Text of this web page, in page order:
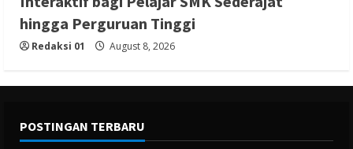
hingga Perguruan Tinggi
Redaksi 01 August 8, 2026
POSTINGAN TERBARU